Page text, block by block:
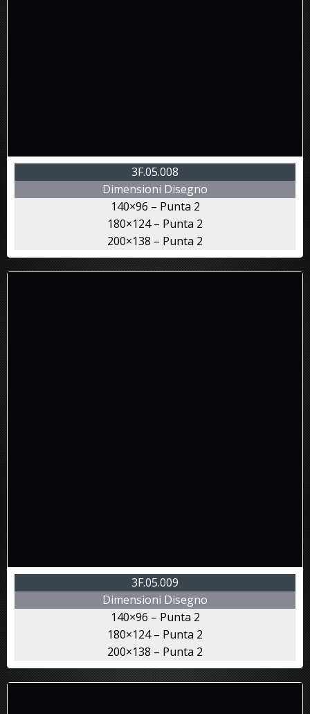
3F.05.008
Dimensioni Disegno
140×96 – Punta 2
180×124 – Punta 2
200×138 – Punta 2
3F.05.009
Dimensioni Disegno
140×96 – Punta 2
180×124 – Punta 2
200×138 – Punta 2